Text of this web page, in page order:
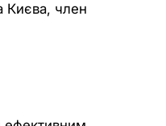
Києва, член